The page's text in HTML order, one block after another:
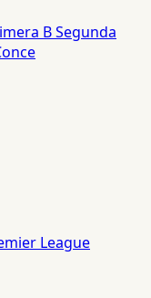
BSegunda
League